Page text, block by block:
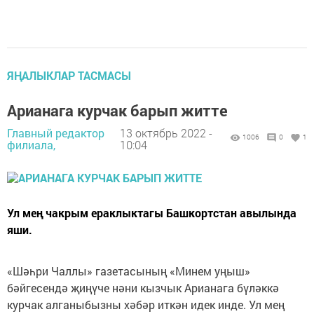
ЯҢАЛЫКЛАР ТАСМАСЫ
Арианага курчак барып житте
Главный редактор
филиала,
13 октябрь 2022 -
10:04
1006 0 1
Ул мең чакрым ераклыктагы Башкортстан авылында
яши.
«Шәһри Чаллы» газетасының «Минем уңыш»
бәйгесендә җиңүче нәни кызчык Арианага бүләккә
курчак алганыбызны хәбәр иткән идек инде. Ул мең